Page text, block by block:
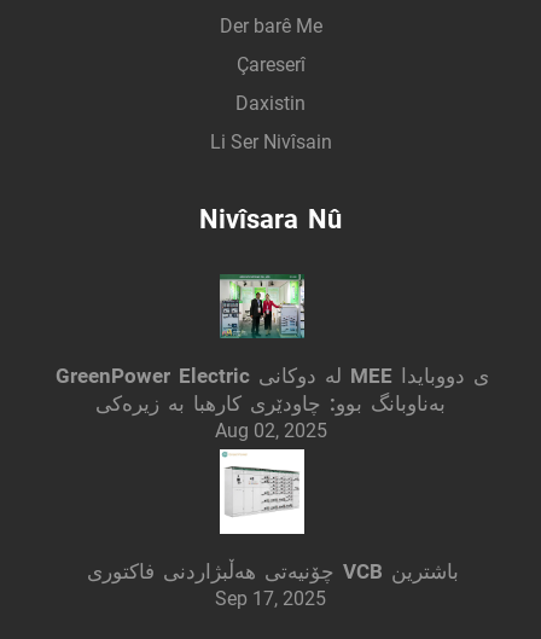
Der barê Me
Çareserî
Daxistin
Li Ser Nivîsain
Nivîsara Nû
GreenPower Electric لە دوکانی MEE ی دووبایدا
بەناوبانگ بوو: چاودێری کارهبا بە زیرەکی
Aug 02, 2025
چۆنیەتی هەڵبژاردنی فاکتوری VCB باشترین
Sep 17, 2025